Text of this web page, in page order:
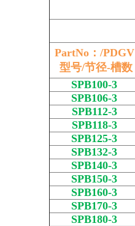
PartNo：/PDGV
型号/节径-槽数
SPB100-3
SPB106-3
SPB112-3
SPB118-3
SPB125-3
SPB132-3
SPB140-3
SPB150-3
SPB160-3
SPB170-3
SPB180-3